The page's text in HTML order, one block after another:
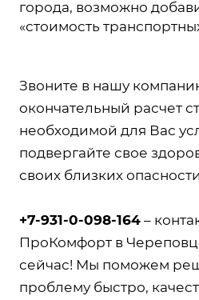
города, возможно
«стоимость
Звоните в нашу
окончательный расчет
необходимой для Вас
подвергайте свое
своих близких
+7-931-0-098-164 –
ПроКомфорт в
сейчас! Мы поможем
проблему быстро,